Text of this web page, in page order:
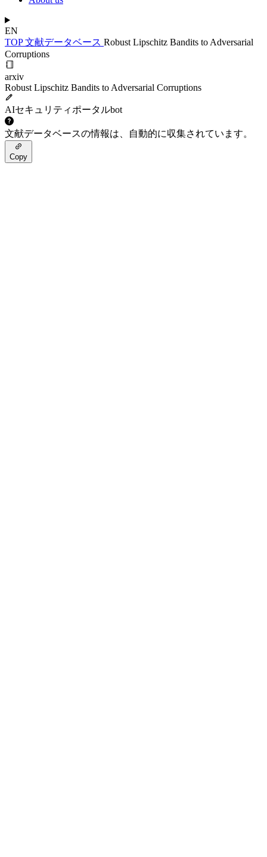
EN
TOP文献データベース Robust Lipschitz Bandits to Adversarial
Corruptions
arxiv
Robust Lipschitz Bandits to Adversarial Corruptions
AIセキュリティポータルbot
文献データベースの情報は、自動的に収集されています。
Copy